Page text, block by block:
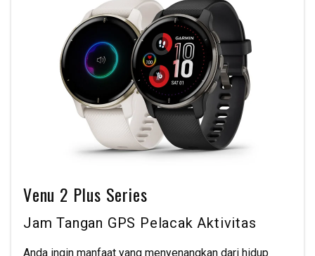
Venu 2 Plus Series
Jam Tangan GPS Pelacak Aktivitas
Anda ingin manfaat yang menyenangkan dari hidup